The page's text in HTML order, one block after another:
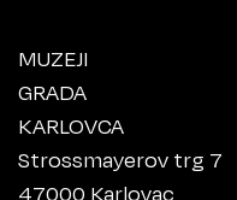
MUZEJI
GRADA
KARLOVCA
Strossmayerov trg 7
47000 Karlovac